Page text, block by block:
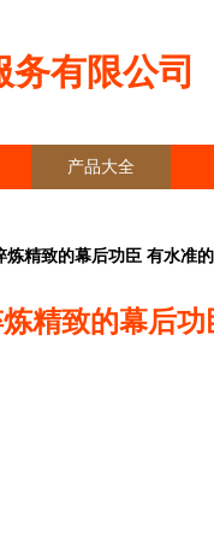
有限公司
产品大全
炼精致的幕后功臣 有水准
精致的幕后